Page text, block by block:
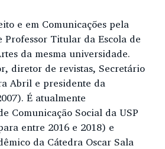
e em Comunicações pela
Professor Titular da Escola de
da mesma universidade.
diretor de revistas, Secretário
Abril e presidente da
É atualmente
Comunicação Social da USP
entre 2016 e 2018) e
da Cátedra Oscar Sala